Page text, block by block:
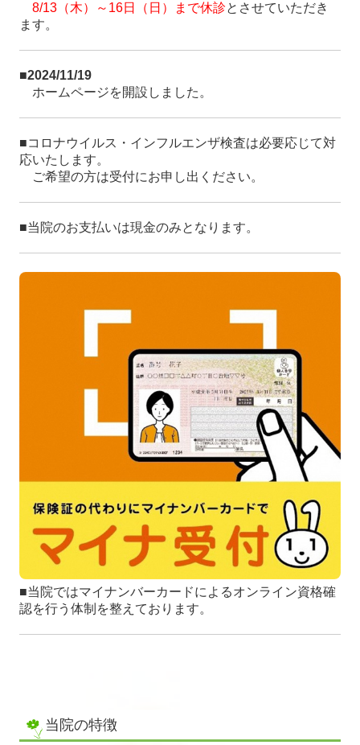
8/13（木）～16日（日）まで休診とさせていただき
ます。
■2024/11/19
ホームページを開設しました。
■コロナウイルス・インフルエンザ検査は必要応じて対
応いたします。
ご希望の方は受付にお申し出ください。
■当院のお支払いは現金のみとなります。
■当院ではマイナンバーカードによるオンライン資格確
認を行う体制を整えております。
当院の特徴